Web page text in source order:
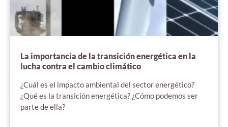
La importancia de la transición energética en la
lucha contra el cambio climático
¿Cuál es el impacto ambiental del sector energético?
¿Qué es la transición energética? ¿Cómo podemos ser
parte de ella?